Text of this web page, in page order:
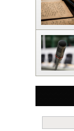
Matjaž iz
Lahko
Oxford,